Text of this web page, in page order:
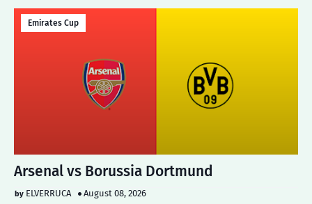
Emirates Cup
Arsenal vs Borussia Dortmund
ELVERRUCA
August 08, 2026